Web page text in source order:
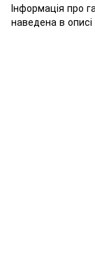
Інформація про
наведена в